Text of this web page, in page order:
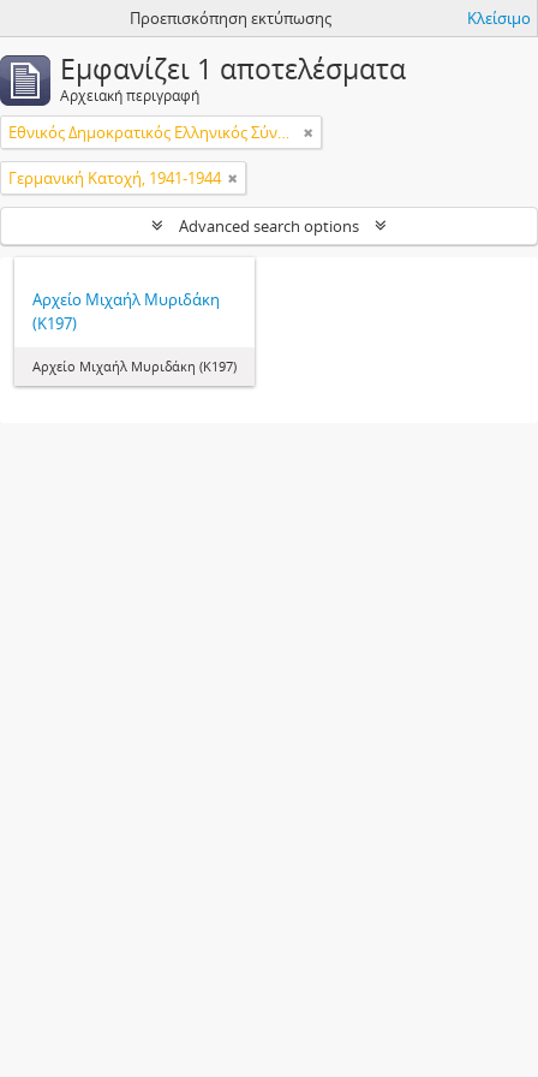
Προεπισκόπηση εκτύπωσης Κλείσιμο
Εμφανίζει 1 αποτελέσματα
Αρχειακή περιγραφή
Εθνικός Δημοκρατικός Ελληνικός Σύνδεσμος (ΕΔΕΣ)
Γερμανική Κατοχή, 1941-1944
Advanced search options
Αρχείο Μιχαήλ Μυριδάκη
(Κ197)
Αρχείο Μιχαήλ Μυριδάκη (Κ197)